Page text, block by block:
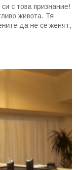
с това признание!
живота. Тя
да не се женят,